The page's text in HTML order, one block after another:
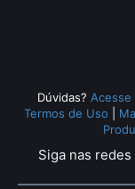
Dúvidas? Acesse
Termos de Uso
Siga nas